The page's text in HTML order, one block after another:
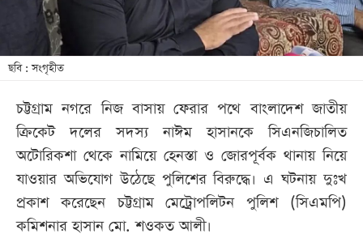
ছবি : সংগৃহীত
চট্টগ্রাম নগরে নিজ বাসায় ফেরার পথে বাংলাদেশ জাতীয়
ক্রিকেট দলের সদস্য নাঈম হাসানকে সিএনজিচালিত
অটোরিকশা থেকে নামিয়ে হেনস্তা ও জোরপূর্বক থানায় নিয়ে
যাওয়ার অভিযোগ উঠেছে পুলিশের বিরুদ্ধে। এ ঘটনায় দুঃখ
প্রকাশ করেছেন চট্টগ্রাম মেট্রোপলিটন পুলিশ (সিএমপি)
কমিশনার হাসান মো. শওকত আলী।